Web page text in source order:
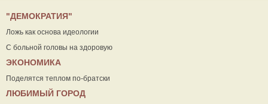
"ДЕМОКРАТИЯ"
Ложь как основа идеологии
С больной головы на здоровую
ЭКОНОМИКА
Поделятся теплом по-братски
ЛЮБИМЫЙ ГОРОД